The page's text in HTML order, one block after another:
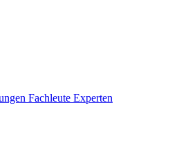
Fachleute Experten